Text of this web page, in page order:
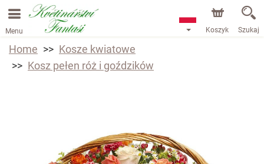
Menu Koszyk Szukaj
Home
Kosze kwiatowe
Kosz pełen róż i goździków